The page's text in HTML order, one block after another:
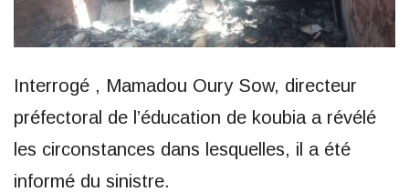
Interrogé , Mamadou Oury Sow, directeur
préfectoral de l’éducation de koubia a révélé
les circonstances dans lesquelles, il a été
informé du sinistre.